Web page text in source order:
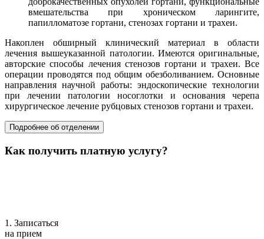
вмешательства при хроническом ларингите,
папилломатозе гортани, стенозах гортани и трахеи.
Накоплен обширный клинический материал в области
лечения вышеуказанной патологии. Имеются оригинальные,
авторские способы лечения стенозов гортани и трахеи. Все
операции проводятся под общим обезболиванием. Основные
направления научной работы: эндоскопические технологии
при лечении патологии носоглотки и основания черепа
хирургическое лечение рубцовых стенозов гортани и трахеи.
Подробнее об отделении
Как получить платную услугу?
1. Записаться
на прием